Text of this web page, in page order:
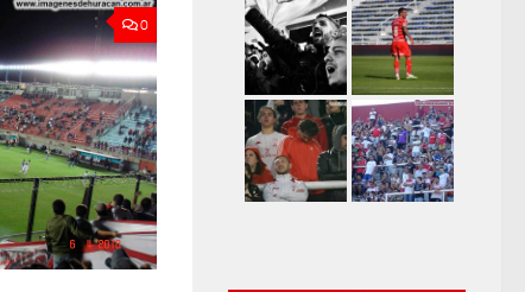
0